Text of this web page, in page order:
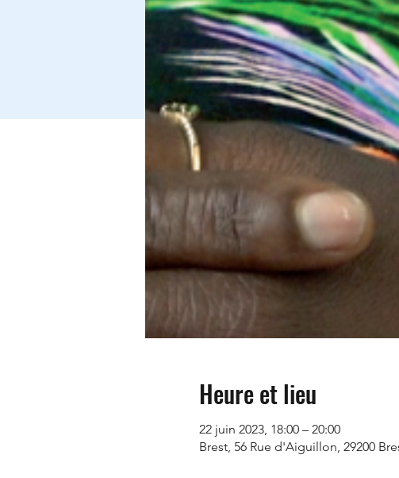
Heure et lieu
22 juin 2023, 18:00 – 20:00
Brest, 56 Rue d'Aiguillon, 29200